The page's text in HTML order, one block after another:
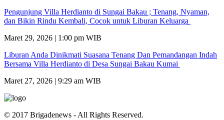
Pengunjung Villa Herdianto di Sungai Bakau ; Tenang, Nyaman,
dan Bikin Rindu Kembali, Cocok untuk Liburan Keluarga
Maret 29, 2026 | 1:00 pm WIB
Liburan Anda Dinikmati Suasana Tenang Dan Pemandangan Indah
Bersama Villa Herdianto di Desa Sungai Bakau Kumai
Maret 27, 2026 | 9:29 am WIB
© 2017 Brigadenews - All Rights Reserved.